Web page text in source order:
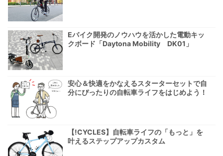
Eバイク開発のノウハウを活かした電動キッ
クボード「Daytona Mobility DK01」
安心＆快適をかなえるスターターセットで自
分にぴったりの自転車ライフをはじめよう！
【!CYCLES】自転車ライフの「もっと」を
叶えるステップアップカスタム